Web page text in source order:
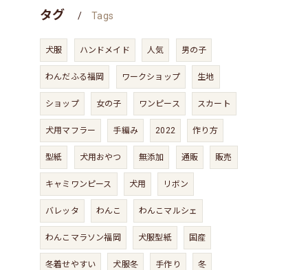
タグ Tags
犬服 ハンドメイド 人気 男の子
わんだふる福岡 ワークショップ 生地
ショップ 女の子 ワンピース スカート
犬用マフラー 手編み 2022 作り方
型紙 犬用おやつ 無添加 通販 販売
キャミワンピース 犬用 リボン
バレッタ わんこ わんこマルシェ
わんこマラソン福岡 犬服型紙 国産
冬着せやすい 犬服冬 手作り 冬